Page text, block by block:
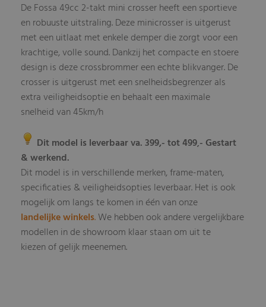
De Fossa 49cc 2-takt mini crosser heeft een sportieve
en robuuste uitstraling. Deze minicrosser is uitgerust
met een uitlaat met enkele demper die zorgt voor een
krachtige, volle sound. Dankzij het compacte en stoere
design is deze crossbrommer een echte blikvanger. De
crosser is uitgerust met een snelheidsbegrenzer als
extra veiligheidsoptie en behaalt een maximale
snelheid van 45km/h
Dit model is leverbaar va. 399,- tot 499,- Gestart
& werkend.
Dit model is in verschillende merken, frame-maten,
specificaties & veiligheidsopties leverbaar. Het is ook
mogelijk om langs te komen in één van onze
landelijke winkels.We hebben ook andere vergelijkbare
modellen in de showroom klaar staan om uit te
kiezen of gelijk meenemen.